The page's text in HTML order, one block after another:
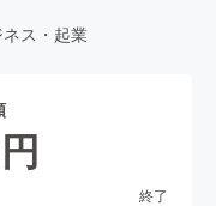
ネス・起業
円
終了